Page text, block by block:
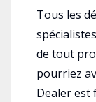
Tous les
de tout
pourriez
Dealer est